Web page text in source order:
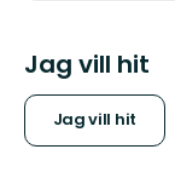
Jag vill hit
Jag vill hit